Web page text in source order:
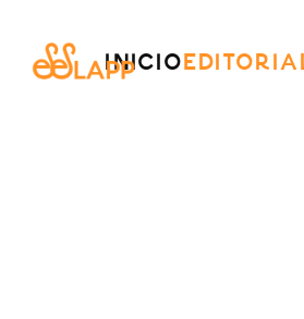
INICIO